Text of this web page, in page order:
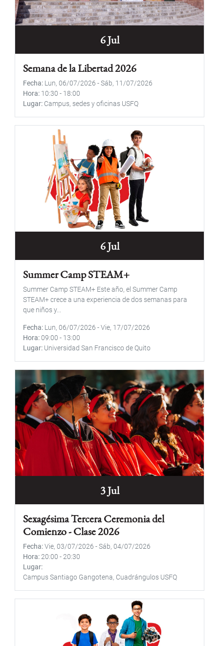
6 Jul
Semana de la Libertad 2026
Fecha Lun, 06/07/2026 -Sáb, 11/07/2026
Hora 10:30 - 18:00
Lugar Campus, sedes y oficinas USFQ
6 Jul
Summer Camp STEAM+
Summer Camp STEAM+ Este año, el Summer Camp
STEAM+ crece a una experiencia de dos semanas para
que niños y...
Fecha Lun, 06/07/2026 -Vie, 17/07/2026
Hora 09:00 - 13:00
Lugar Universidad San Francisco de Quito
3 Jul
Sexagésima Tercera Ceremonia del
Comienzo - Clase 2026
Fecha Vie, 03/07/2026 -Sáb, 04/07/2026
Hora 20:00 - 20:30
Lugar
Campus Santiago Gangotena, Cuadrángulos USFQ